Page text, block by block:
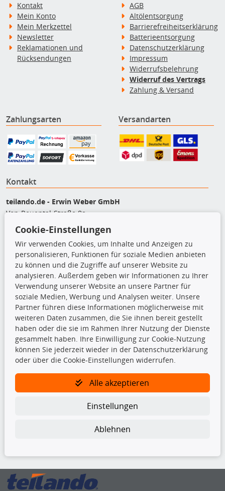
Kontakt
Mein Konto
Mein Merkzettel
Newsletter
Reklamationen und
Rücksendungen
AGB
Altölentsorgung
Barrierefreiheitserklärung
Batterieentsorgung
Datenschutzerklärung
Impressum
Widerrufsbelehrung
Widerruf des Vertrags
Zahlung & Versand
Zahlungsarten Versandarten
Kontakt
teilando.de - Erwin Weber GmbH
Von-Reuental-Straße 8a
85376 Hetzenhausen
shop@teilando.de
Top Produkte
Beleuchtung
Bremsbeläge
Bremsscheiben
Kupplungssatz
Querlenker
Radlager
Stoßdämpfer
vorherige Zustimmung von TecDoc zu vervielfältigen, zu verbreiten
und/oder diese Handlungen durch Dritte ausführen zu lassen. Ein
Cookie-Einstellungen
Wir verwenden Cookies, um Inhalte und Anzeigen zu
personalisieren, Funktionen für soziale Medien anbieten
zu können und die Zugriffe auf unserer Website zu
analysieren. Außerdem geben wir Informationen zu Ihrer
Verwendung unserer Website an unsere Partner für
soziale Medien, Werbung und Analysen weiter. Unsere
Partner führen diese Informationen möglicherweise mit
weiteren Daten zusammen, die Sie ihnen bereit gestellt
haben oder die sie im Rahmen Ihrer Nutzung der Dienste
gesammelt haben. Ihre Einwilligung zur Cookie-Nutzung
können Sie jederzeit wieder in der Datenschutzerklärung
oder über die Cookie-Einstellungen widerrufen.
Alle akzeptieren
Einstellungen
Ablehnen